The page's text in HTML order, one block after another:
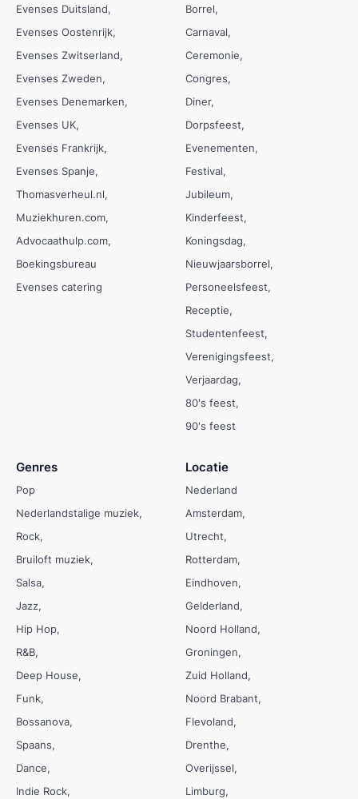
Evenses Duitsland
Evenses Oostenrijk
Evenses Zwitserland
Evenses Zweden
Evenses Denemarken
Evenses UK
Evenses Frankrijk
Evenses Spanje
Thomasverheul.nl
Muziekhuren.com
Advocaathulp.com
Boekingsbureau
Evenses catering
Borrel
Carnaval
Ceremonie
Congres
Diner
Dorpsfeest
Evenementen
Festival
Jubileum
Kinderfeest
Koningsdag
Nieuwjaarsborrel
Personeelsfeest
Receptie
Studentenfeest
Verenigingsfeest
Verjaardag
80's feest
90's feest
Genres
Pop
Nederlandstalige muziek
Rock
Bruiloft muziek
Salsa
Jazz
Hip Hop
R&B
Deep House
Funk
Bossanova
Spaans
Dance
Indie Rock
Locatie
Nederland
Amsterdam
Utrecht
Rotterdam
Eindhoven
Gelderland
Noord Holland
Groningen
Zuid Holland
Noord Brabant
Flevoland
Drenthe
Overijssel
Limburg